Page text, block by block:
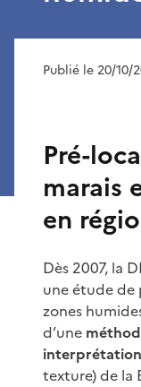
Publié le 20/10/
Pré-
marais
en
Dès 2007, la
une étude de
zones
d’une
interprétation
texture) de la